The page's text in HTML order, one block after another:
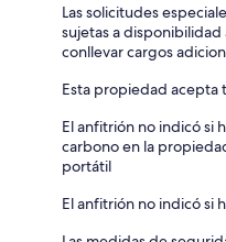
Las solicitudes
sujetas a
conllevar cargos
Esta propiedad acepta
El anfitrión no indicó si
carbono en la
portátil
El anfitrión no indicó si